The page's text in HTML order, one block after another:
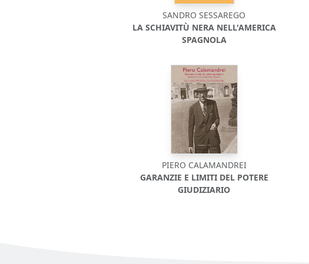
SANDRO SESSAREGO
LA SCHIAVITÙ NERA NELL'AMERICA
SPAGNOLA
PIERO CALAMANDREI
GARANZIE E LIMITI DEL POTERE
GIUDIZIARIO